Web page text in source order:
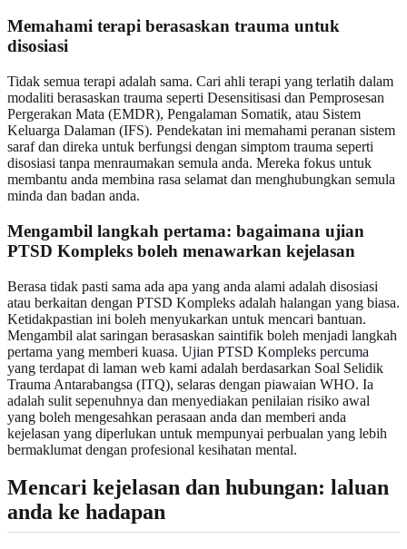
Memahami terapi berasaskan trauma untuk
disosiasi
Tidak semua terapi adalah sama. Cari ahli terapi yang terlatih dalam
modaliti berasaskan trauma seperti Desensitisasi dan Pemprosesan
Pergerakan Mata (EMDR), Pengalaman Somatik, atau Sistem
Keluarga Dalaman (IFS). Pendekatan ini memahami peranan sistem
saraf dan direka untuk berfungsi dengan simptom trauma seperti
disosiasi tanpa menraumakan semula anda. Mereka fokus untuk
membantu anda membina rasa selamat dan menghubungkan semula
minda dan badan anda.
Mengambil langkah pertama: bagaimana ujian
PTSD Kompleks boleh menawarkan kejelasan
Berasa tidak pasti sama ada apa yang anda alami adalah disosiasi
atau berkaitan dengan PTSD Kompleks adalah halangan yang biasa.
Ketidakpastian ini boleh menyukarkan untuk mencari bantuan.
Mengambil alat saringan berasaskan saintifik boleh menjadi langkah
pertama yang memberi kuasa. Ujian PTSD Kompleks percuma
yang terdapat di laman web kami adalah berdasarkan Soal Selidik
Trauma Antarabangsa (ITQ), selaras dengan piawaian WHO. Ia
adalah sulit sepenuhnya dan menyediakan penilaian risiko awal
yang boleh mengesahkan perasaan anda dan memberi anda
kejelasan yang diperlukan untuk mempunyai perbualan yang lebih
bermaklumat dengan profesional kesihatan mental.
Mencari kejelasan dan hubungan: laluan
anda ke hadapan